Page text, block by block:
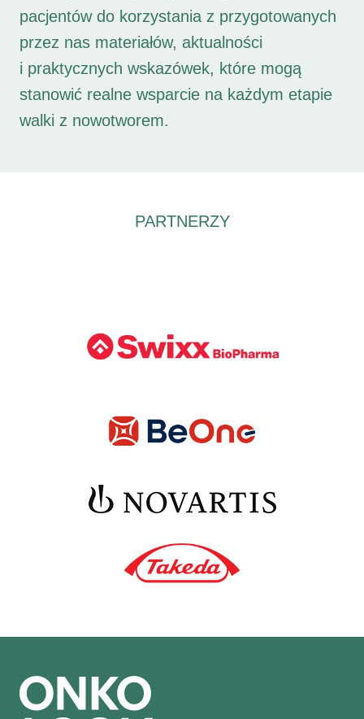
pacjentów do korzystania z przygotowanych
przez nas materiałów, aktualności
i praktycznych wskazówek, które mogą
stanowić realne wsparcie na każdym etapie
walki z nowotworem.
PARTNERZY